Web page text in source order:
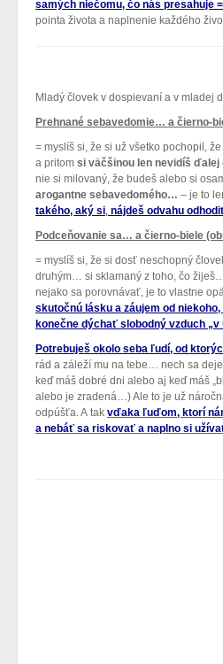
samých niečomu, čo nás
pointa života a naplnenie každého
Mladý človek v dospievaní a v mladej
Prehnané sebavedomie… a čierno-
= myslíš si, že si už všetko pochopil,
a pritom si väčšinou len nevidíš
nie si milovaný, že budeš alebo si
arogantne sebavedomého… – je to
takého, aký si, nájdeš odvahu
Podceňovanie sa… a čierno-biele
= myslíš si, že si dosť neschopný
druhým… si sklamaný z toho, čo
nejako sa porovnávať, je to vlastne
skutočnú lásku a záujem od
konečne dýchať slobodný vzduch
Potrebuješ okolo seba ľudí, od
rád a záleží mu na tebe… nech sa
keď máš dobré dni alebo aj keď máš
alebo je zradená…) Ale to je už
odpúšťa. A tak vďaka ľuďom, ktorí
a nebáť sa riskovať a naplno si